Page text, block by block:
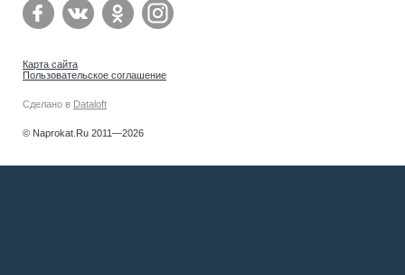
© Naprokat.Ru 2011—2026
Карта сайта
Пользовательское соглашение
Сделано в Dataloft